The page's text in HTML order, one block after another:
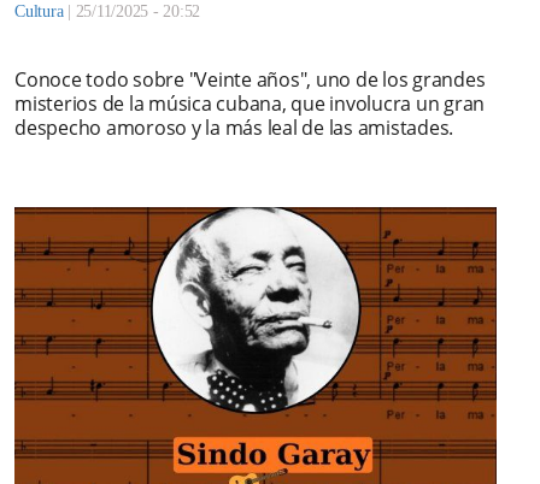
Cultura 25/11/2025 - 20:52
Conoce todo sobre "Veinte años", uno de los grandes
misterios de la música cubana, que involucra un gran
despecho amoroso y la más leal de las amistades.